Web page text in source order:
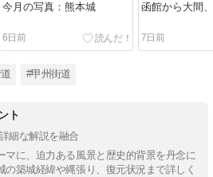
今月の写真：熊本城
6日前
函館から大間
7日前
#甲州街道
ト
細な解説を融合
マに、迫力ある風景と歴史的背景を丹念に
築城経緯や縄張り、復元状況まで詳しく